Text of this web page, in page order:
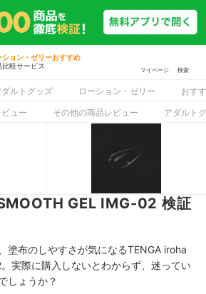
ション・ゼリーおすすめ
比較サービス
マイページ 検索
ダルトグッズ ローション・ゼリー
おす
ュー その他の商品レビュー アダルト
GEL IMG-02 検証
塗布のしやすさが気になるTENGA iroha
実際に購入しないとわからず、迷ってい
しょうか？